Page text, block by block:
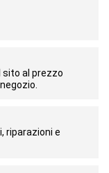
al prezzo
riparazioni e